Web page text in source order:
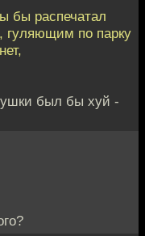
бы распечатал
гуляющим по парку
был бы хуй -